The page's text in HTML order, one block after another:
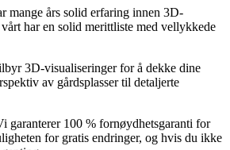
mange års solid erfaring innen 3D-
har en solid merittliste med vellykkede
3D-visualiseringer for å dekke dine
av gårdsplasser til detaljerte
garanterer 100 % fornøydhetsgaranti for
for gratis endringer, og hvis du ikke